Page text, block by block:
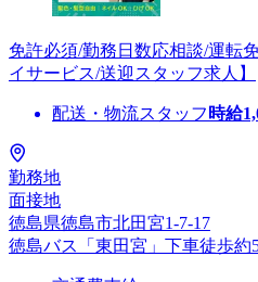
免許必須/勤務日数応相談/運転
イサービス/送迎スタッフ求人】
配送・物流スタッフ 時給
勤務地
面接地
徳島県徳島市北田宮1-7-17
徳島バス「東田宮」下車徒歩約